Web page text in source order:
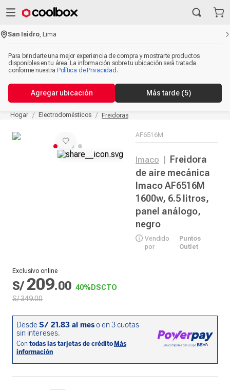
San Isidro ,Lima
Para brindarte una mejor experiencia de compra y mostrarte productos
disponibles en tu área. La información sobre tu ubicación será tratada
conforme nuestra Política de Privacidad .
Agregar ubicación Más tarde (5)
Hogar Electrodomésticos Freidoras
AF6516M
Imaco
Freidora
de aire mecánica
Imaco AF6516M
1600w, 6.5 litros,
panel análogo,
negro
Vendido
por
Puntos
Outlet
Exclusivo online
S/ 209.00 40% DSCTO
S/349.00